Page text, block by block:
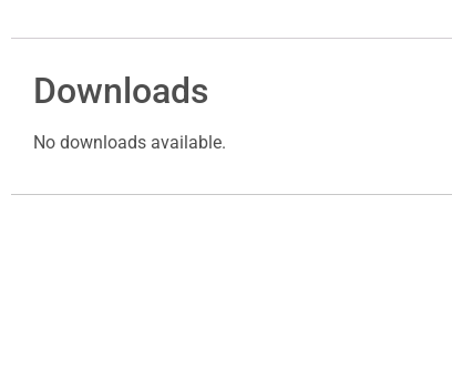
Downloads
No downloads available.